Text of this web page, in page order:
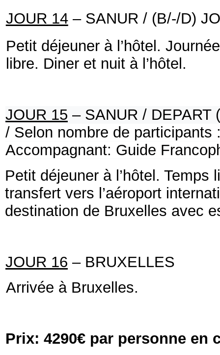
JOUR 14 – SANUR / (B/-/D)
Petit déjeuner à l’hôtel.
libre. Diner et nuit à l’hôtel.
JOUR 15 – SANUR / DEPART
/ Selon nombre de participants
Accompagnant: Guide
Petit déjeuner à l’hôtel.Temps
transfert vers l’aéroport
destination de Bruxelles avec
JOUR 16 – BRUXELLES
Arrivée à Bruxelles.
Prix: 4290€ par personne en